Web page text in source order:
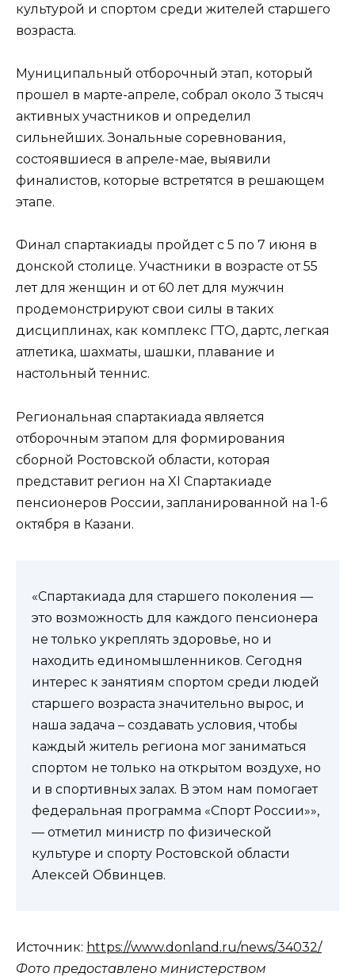
культурой и спортом среди жителей старшего
возраста.
Муниципальный отборочный этап, который
прошел в марте-апреле, собрал около 3 тысяч
активных участников и определил
сильнейших. Зональные соревнования,
состоявшиеся в апреле-мае, выявили
финалистов, которые встретятся в решающем
этапе.
Финал спартакиады пройдет с 5 по 7 июня в
донской столице. Участники в возрасте от 55
лет для женщин и от 60 лет для мужчин
продемонстрируют свои силы в таких
дисциплинах, как комплекс ГТО, дартс, легкая
атлетика, шахматы, шашки, плавание и
настольный теннис.
Региональная спартакиада является
отборочным этапом для формирования
сборной Ростовской области, которая
представит регион на XI Спартакиаде
пенсионеров России, запланированной на 1-6
октября в Казани.
«Спартакиада для старшего поколения —
это возможность для каждого пенсионера
не только укреплять здоровье, но и
находить единомышленников. Сегодня
интерес к занятиям спортом среди людей
старшего возраста значительно вырос, и
наша задача – создавать условия, чтобы
каждый житель региона мог заниматься
спортом не только на открытом воздухе, но
и в спортивных залах. В этом нам помогает
федеральная программа «Спорт России»»,
— отметил министр по физической
культуре и спорту Ростовской области
Алексей Обвинцев.
Источник: https://www.donland.ru/news/34032/
Фото предоставлено министерством